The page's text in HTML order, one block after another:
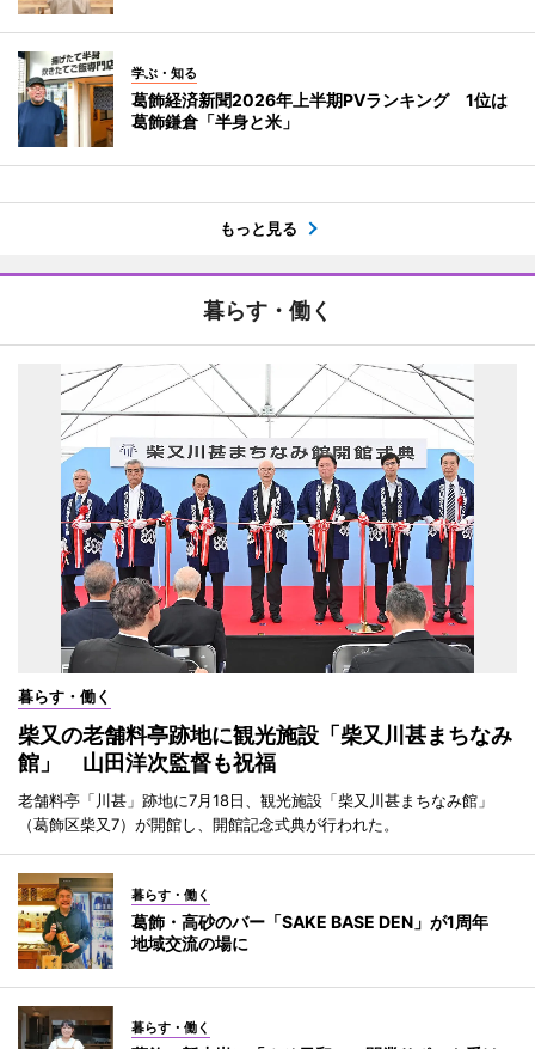
学ぶ・知る
葛飾経済新聞2026年上半期PVランキング 1位は
葛飾鎌倉「半身と米」
もっと見る
暮らす・働く
暮らす・働く
柴又の老舗料亭跡地に観光施設「柴又川甚まちなみ
館」 山田洋次監督も祝福
老舗料亭「川甚」跡地に7月18日、観光施設「柴又川甚まちなみ館」
（葛飾区柴又7）が開館し、開館記念式典が行われた。
暮らす・働く
葛飾・高砂のバー「SAKE BASE DEN」が1周年
地域交流の場に
暮らす・働く